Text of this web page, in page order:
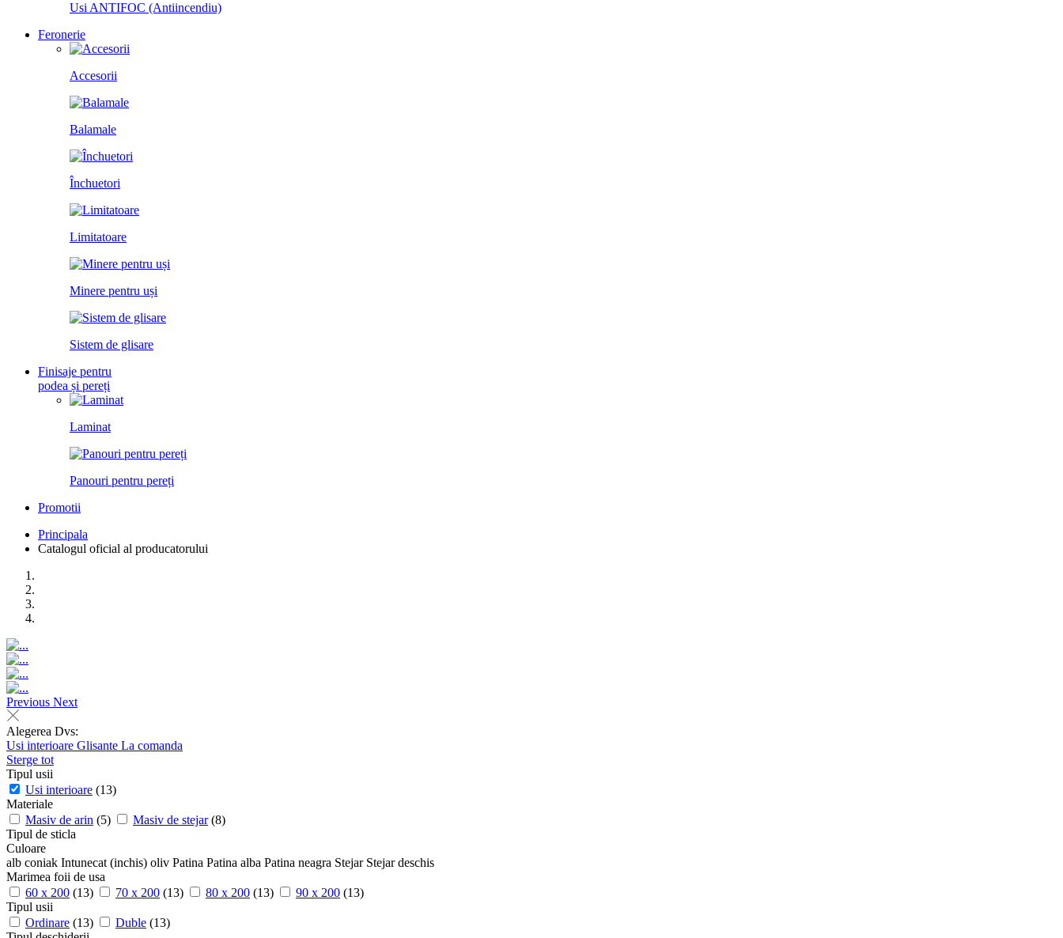
Usi ANTIFOC (Antiincendiu)
Feronerie
Accesorii
Balamale
Închuetori
Limitatoare
Minere pentru uși
Sistem de glisare
Finisaje pentru
podea și pereți
Laminat
Panouri pentru pereți
Promotii
Principala
Catalogul oficial al producatorului
Previous Next
Alegerea Dvs:
Usi interioare Glisante La comanda
Sterge tot
Tipul usii
Usi interioare (13)
Materiale
Masiv de arin (5) Masiv de stejar (8)
Tipul de sticla
Culoare
alb coniak Intunecat (inchis) oliv Patina Patina alba Patina neagra Stejar Stejar deschis
Marimea foii de usa
60 x 200 (13) 70 x 200 (13) 80 x 200 (13) 90 x 200 (13)
Tipul usii
Ordinare (13) Duble (13)